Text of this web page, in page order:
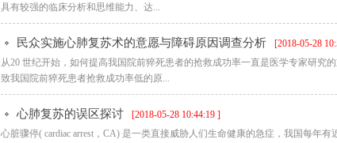
具有较强的临床分析和思维能力、达...
民众实施心肺复苏术的意愿与障碍原因调查分析
[2018-05-28
从20 世纪开始，如何提高我国院前猝死患者的抢救成功率一直是医学专家研究
致我国院前猝死患者抢救成功率低的原...
心肺复苏的误区探讨
[2018-05-28 10:44:19 ]
心脏骤停( cardiac arrest，CA) 是一类直接威胁人们生命健康的急症，我国每年